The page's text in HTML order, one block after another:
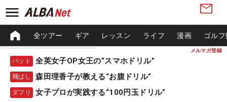
メルマガ登録
全ツアー ギア レッスン ライフ 漫画 ゴル
パット 全英女子OP女王の“スマホドリル”
飛ばし 森田理香子が教える“お腹ドリル”
ダフリ 女子プロが実践する“100円玉ドリル”